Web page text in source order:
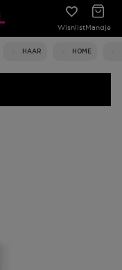
WishlistMandje
HAAR HOME